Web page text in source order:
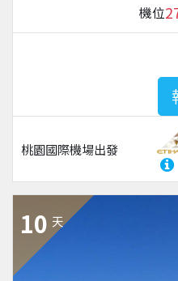
機位
桃園國際機場出發
10 天